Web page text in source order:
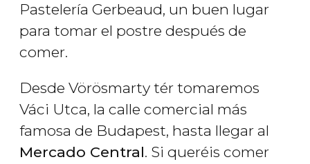
Pastelería Gerbeaud, un buen lugar
para tomar el postre después de
comer.
Desde Vörösmarty tér tomaremos
Váci Utca, la calle comercial más
famosa de Budapest, hasta llegar al
Mercado Central. Si queréis comer